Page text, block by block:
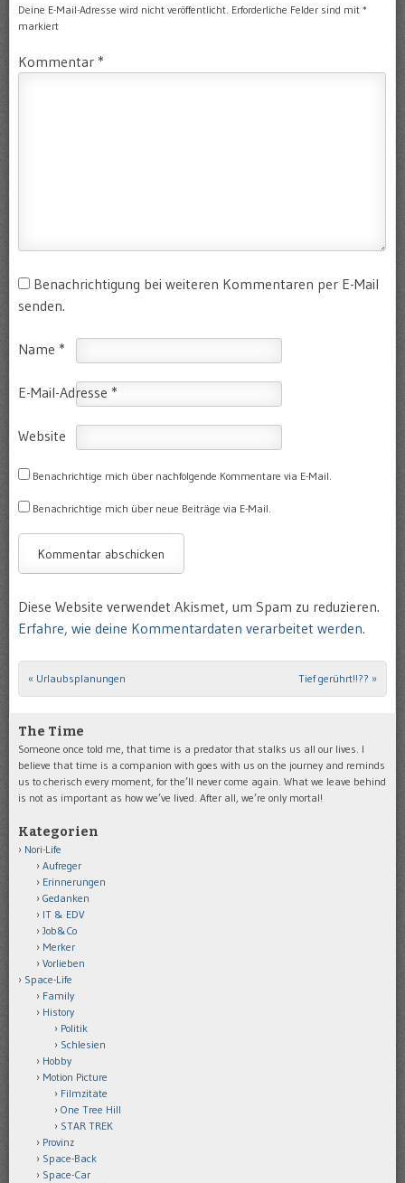
Deine E-Mail-Adresse wird nicht veröffentlicht. Erforderliche Felder sind mit *
markiert
Kommentar *
Benachrichtigung bei weiteren Kommentaren per E-Mail
senden.
Name *
E-Mail-Adresse *
Website
Benachrichtige mich über nachfolgende Kommentare via E-Mail.
Benachrichtige mich über neue Beiträge via E-Mail.
Diese Website verwendet Akismet, um Spam zu reduzieren.
Erfahre, wie deine Kommentardaten verarbeitet werden.
Post navigation
« Urlaubsplanungen Tief gerührt!!?? »
The Time
Someone once told me, that time is a predator that stalks us all our lives. I
believe that time is a companion with goes with us on the journey and reminds
us to cherisch every moment, for the’ll never come again. What we leave behind
is not as important as how we’ve lived. After all, we’re only mortal!
Kategorien
Nori-Life
Aufreger
Erinnerungen
Gedanken
IT & EDV
Job&Co
Merker
Vorlieben
Space-Life
Family
History
Politik
Schlesien
Hobby
Motion Picture
Filmzitate
One Tree Hill
STAR TREK
Provinz
Space-Back
Space-Car